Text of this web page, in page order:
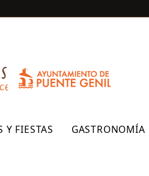
Y FIESTAS GASTRONOMÍA